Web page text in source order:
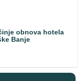
obnova hotela
Banje